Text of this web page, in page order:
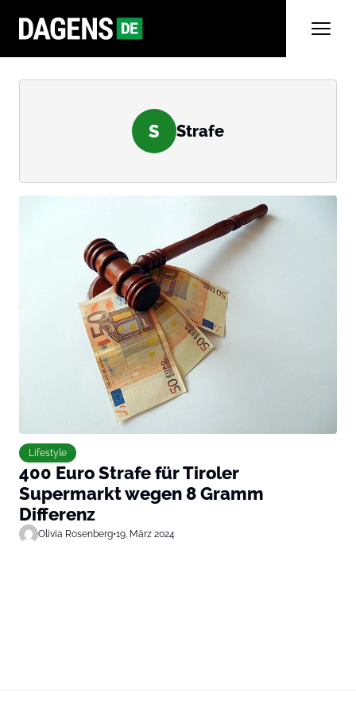
S Strafe
Lifestyle
400 Euro Strafe für Tiroler
Supermarkt wegen 8 Gramm
Differenz
Olivia Rosenberg•19. März 2024